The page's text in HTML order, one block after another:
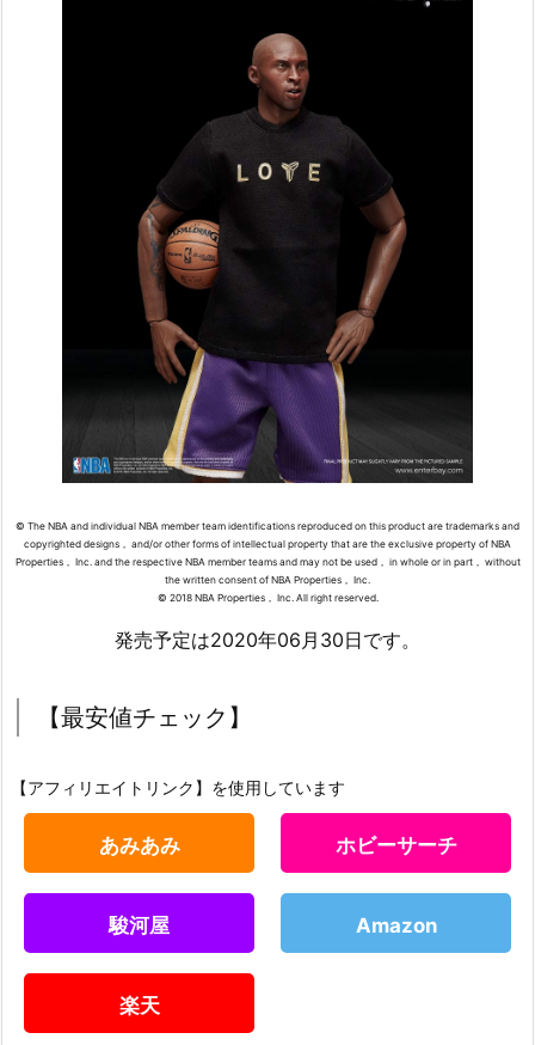
© The NBA and individual NBA member team identifications reproduced on this product are trademarks and
copyrighted designs， and/or other forms of intellectual property that are the exclusive property of NBA
Properties， Inc. and the respective NBA member teams and may not be used， in whole or in part， without
the written consent of NBA Properties， Inc.
© 2018 NBA Properties， Inc. All right reserved.
発売予定は2020年06月30日です。
【最安値チェック】
【アフィリエイトリンク】を使用しています
あみあみ ホビーサーチ
駿河屋 Amazon
楽天